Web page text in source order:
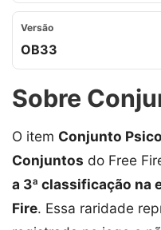
Versão
OB33
Sobre
O item Conjunto
Conjuntos do Free
a 3ª classificação na
Fire. Essa raridade